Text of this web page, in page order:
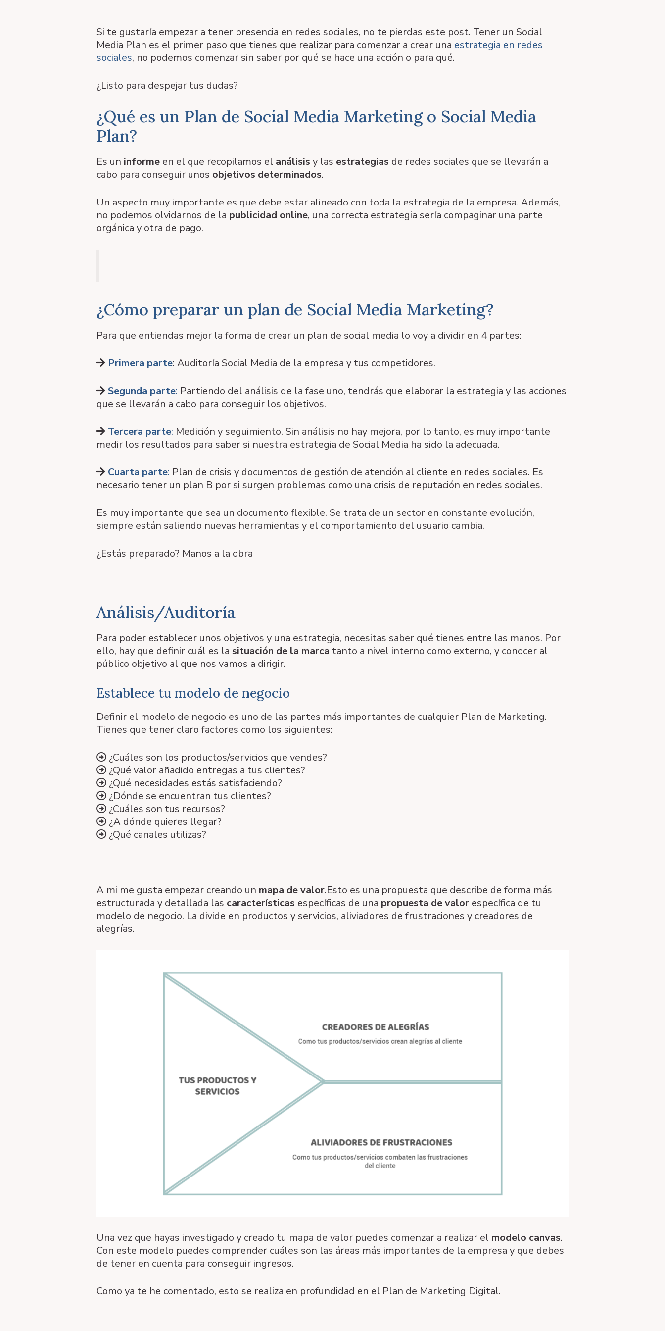
Si te gustaría empezar a tener presencia en redes sociales, no te pierdas este post. Tener un Social
Media Plan es el primer paso que tienes que realizar para comenzar a crear una estrategia en redes
sociales, no podemos comenzar sin saber por qué se hace una acción o para qué.
¿Listo para despejar tus dudas?
¿Qué es un Plan de Social Media Marketing o Social Media
Plan?
Es un informeen el que recopilamos el análisis y las estrategias de redes sociales que se llevarán a
cabo para conseguir unos objetivos determinados.
Un aspecto muy importante es que debe estar alineado con toda la estrategia de la empresa. Además,
no podemos olvidarnos de la publicidad online, una correcta estrategia sería compaginar una parte
orgánica y otra de pago.
¿Cómo preparar un plan de Social Media Marketing?
Para que entiendas mejor la forma de crear un plan de social media lo voy a dividir en 4 partes:
Primera parte: Auditoría Social Media de la empresa y tus competidores.
Segunda parte: Partiendo del análisis de la fase uno, tendrás que elaborar la estrategia y las acciones
que se llevarán a cabo para conseguir los objetivos.
Tercera parte: Medición y seguimiento. Sin análisis no hay mejora, por lo tanto, es muy importante
medir los resultados para saber si nuestra estrategia de Social Media ha sido la adecuada.
Cuarta parte: Plan de crisis y documentos de gestión de atención al cliente en redes sociales. Es
necesario tener un plan B por si surgen problemas como una crisis de reputación en redes sociales.
Es muy importante que sea un documento flexible. Se trata de un sector en constante evolución,
siempre están saliendo nuevas herramientas y el comportamiento del usuario cambia.
¿Estás preparado? Manos a la obra
Análisis/Auditoría
Para poder establecer unos objetivos y una estrategia, necesitas saber qué tienes entre las manos. Por
ello, hay que definir cuál es la situación de la marca tanto a nivel interno como externo, y conocer al
público objetivo al que nos vamos a dirigir.
Establece tu modelo de negocio
Definir el modelo de negocio es uno de las partes más importantes de cualquier Plan de Marketing.
Tienes que tener claro factores como los siguientes:
¿Cuáles son los productos/servicios que vendes?
¿Qué valor añadido entregas a tus clientes?
¿Qué necesidades estás satisfaciendo?
¿Dónde se encuentran tus clientes?
¿Cuáles son tus recursos?
¿A dónde quieres llegar?
¿Qué canales utilizas?
A mi me gusta empezar creando un mapa de valor.Esto es una propuesta que describe de forma más
estructurada y detallada las características específicas de una propuesta de valorespecífica de tu
modelo de negocio. La divide en productos y servicios, aliviadores de frustraciones y creadores de
alegrías.
Una vez que hayas investigado y creado tu mapa de valor puedes comenzar a realizar el modelo canvas.
Con este modelo puedes comprender cuáles son las áreas más importantes de la empresa y que debes
de tener en cuenta para conseguir ingresos.
Como ya te he comentado, esto se realiza en profundidad en el Plan de Marketing Digital.